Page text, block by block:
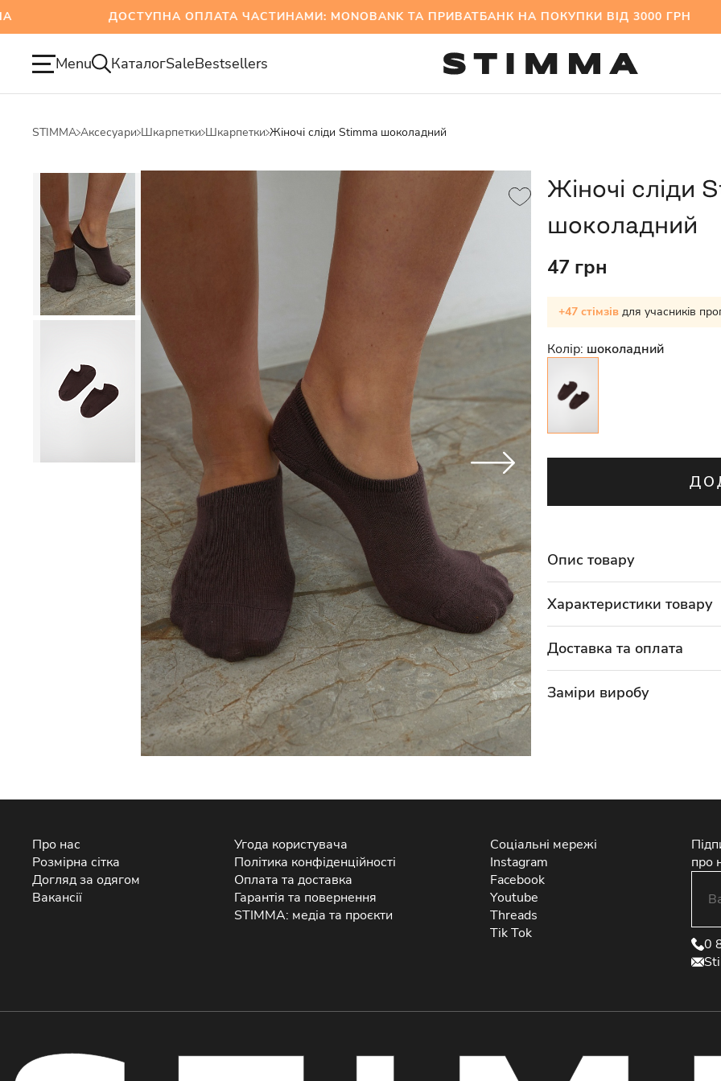
ДОСТУПНА ОПЛАТА ЧАСТИНАМИ: MONOBANK ТА ПРИВАТБАНК НА ПОКУПКИ ВІД 3000
Menu КаталогSaleBestsellers
STIMMA Аксесуари Шкарпетки Шкарпетки Жіночі сліди Stimma шоколадний
Жіночі сліди
шоколадний
47 грн
+47 стімзів для учасників
Колір: шоколадний
Опис товару
Характеристики товару
Доставка та оплата
Заміри виробу
Про нас
Розмірна сітка
Догляд за одягом
Вакансії
Угода користувача
Політика конфіденційності
Оплата та доставка
Гарантія та повернення
STIMMA: медіа та проєкти
Соціальні мережі
Instagram
Facebook
Youtube
Threads
Tik Tok
про
0